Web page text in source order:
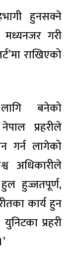
हुनसक्ने
गरी
राखिएको
बनेको
प्रहरीले
गर्न लागेको
अधिकारीले
हुज्जतपूर्ण,
कार्य हुन
प्रहरी